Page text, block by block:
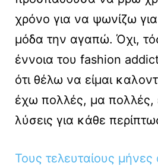
χρόνο για να ψωνίζω για
μόδα την αγαπώ. Όχι,
έννοια του fashion
ότι θέλω να είμαι
έχω πολλές, μα πολλές,
λύσεις για κάθε
Τους τελευταίους